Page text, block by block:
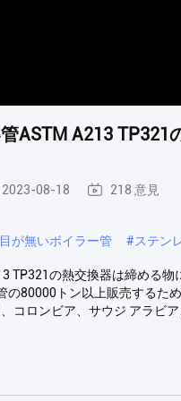
ASTM A213 TP321
2023-08-18 218 意見
が無いボイラー管 #ステン
TP321の熱交換器は締める
の80000トン以上販売するた
コロンビア、サウジ アラビ